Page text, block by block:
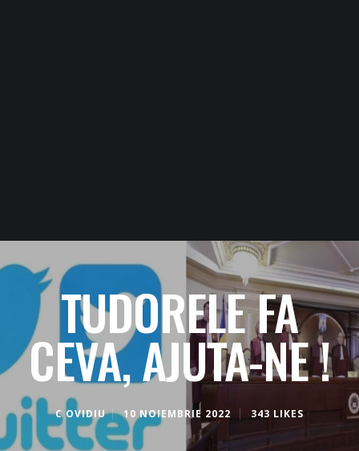
TUDORELE FA
CEVA, AJUTA-NE !
C OVIDIU 10 NOIEMBRIE 2022 343 LIKES